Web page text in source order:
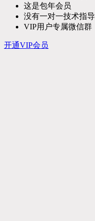
这是包年会员
没有一对一技术指导
VIP用户专属微信群
开通VIP会员